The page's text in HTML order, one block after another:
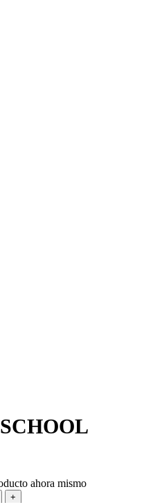
ahora mismo
+